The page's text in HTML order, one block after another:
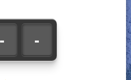
- -